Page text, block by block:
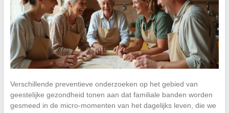
Verschillende preventieve onderzoeken op het gebied van
geestelijke gezondheid tonen aan dat familiale banden worden
gesmeed in de micro-momenten van het dagelijks leven, die we